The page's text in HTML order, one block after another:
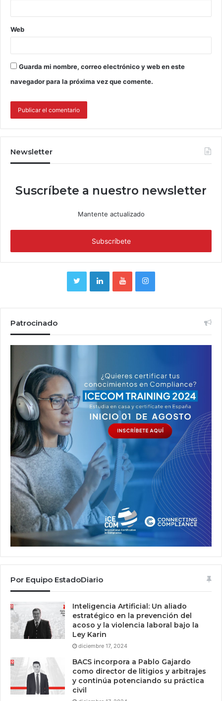
Web
Guarda mi nombre, correo electrónico y web en este
navegador para la próxima vez que comente.
Newsletter
Suscríbete a nuestro newsletter
Mantente actualizado
Patrocinado
Por Equipo EstadoDiario
Inteligencia Artificial: Un aliado
estratégico en la prevención del
acoso y la violencia laboral bajo la
Ley Karin
diciembre 17, 2024
BACS incorpora a Pablo Gajardo
como director de litigios y arbitrajes
y continúa potenciando su práctica
civil